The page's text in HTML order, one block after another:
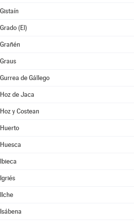
Gistaín
Grado (El)
Grañén
Graus
Gurrea de Gállego
Hoz de Jaca
Hoz y Costean
Huerto
Huesca
Ibieca
Igriés
Ilche
Isábena